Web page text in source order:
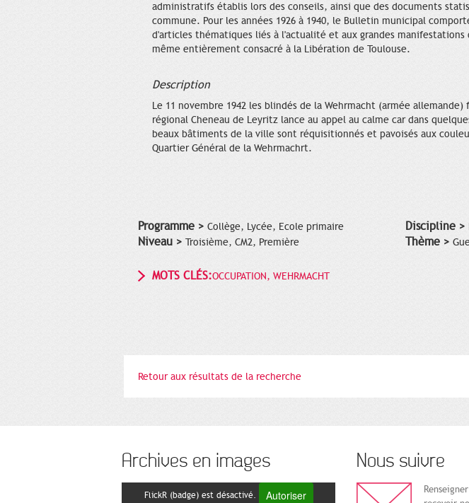
administratifs établis lors des conseils, ainsi que des documents
commune. Pour les années 1926 à 1940, le Bulletin municipal
d'articles thématiques liés à l'actualité et aux grandes
même entièrement consacré à la Libération de Toulouse.
Description
Le 11 novembre 1942 les blindés de la Wehrmacht (armée
régional Cheneau de Leyritz lance au appel au calme car dans
beaux bâtiments de la ville sont réquisitionnés et pavoisés aux
Quartier Général de la Wehrmachrt.
Programme > Collège, Lycée, Ecole primaire
Niveau > Troisième, CM2, Première
Discipline >
Thème >
MOTS CLÉS:OCCUPATION, WEHRMACHT
Retour aux résultats de la recherche
Archives en images
FlickR (badge) est désactivé. Autoriser
Nous suivre